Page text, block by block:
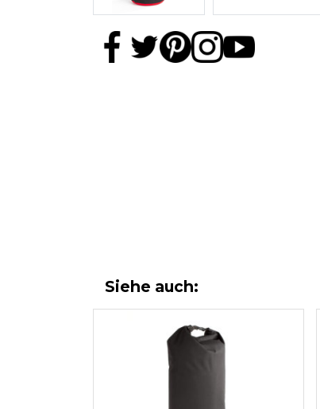
Siehe auch: